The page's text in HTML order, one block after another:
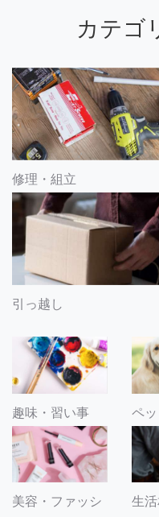
カテゴ
修理・組立
引っ越し
趣味・習い事 ペッ
美容・ファッシ
生